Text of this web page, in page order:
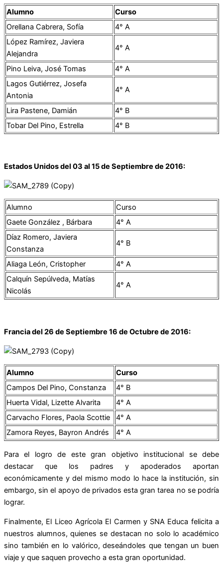
Alumno
Curso
Orellana Cabrera, Sofía
4° A
López Ramírez, Javiera
Alejandra
4° A
Pino Leiva, José Tomas
4° A
Lagos Gutiérrez, Josefa
Antonia
4° A
Lira Pastene, Damián
4° B
Tobar Del Pino, Estrella
4° B
Estados Unidos del 03 al 15 de Septiembre de 2016:
Alumno
Curso
Gaete González , Bárbara
4° A
Díaz Romero, Javiera
Constanza
4° B
Aliaga León, Cristopher
4° A
Calquín Sepúlveda, Matías
Nicolás
4° A
Francia del 26 de Septiembre 16 de Octubre de 2016:
Alumno
Curso
Campos Del Pino, Constanza
4° B
Huerta Vidal, Lizette Alvarita
4° A
Carvacho Flores, Paola Scottie
4° A
Zamora Reyes, Bayron Andrés
4° A
Para el logro de este gran objetivo institucional se debe
destacar que los padres y apoderados aportan
económicamente y del mismo modo lo hace la institución, sin
embargo, sin el apoyo de privados esta gran tarea no se podría
lograr.
Finalmente, El Liceo Agrícola El Carmen y SNA Educa felicita a
nuestros alumnos, quienes se destacan no solo lo académico
sino también en lo valórico, deseándoles que tengan un buen
viaje y que saquen provecho a esta gran oportunidad.